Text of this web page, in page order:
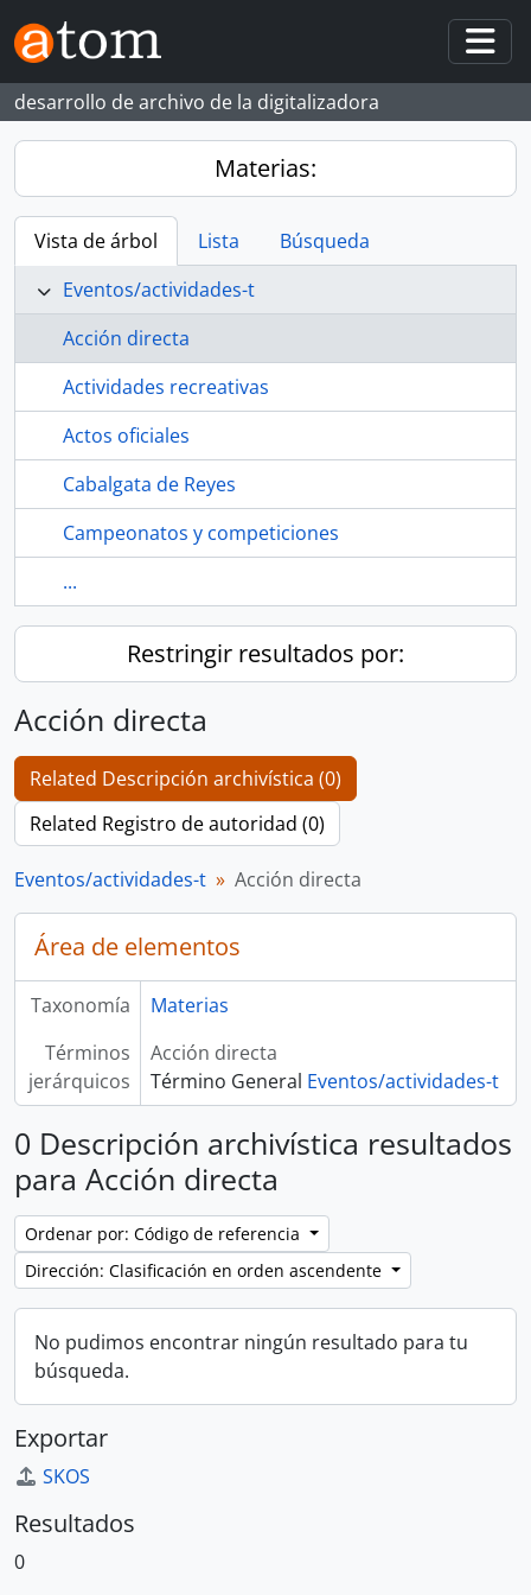
Skip to main content
desarrollo de archivo de la digitalizadora
Materias:
Vista de árbol Lista
Búsqueda
Eventos/actividades-t
Acción directa
Actividades recreativas
Actos oficiales
Cabalgata de Reyes
Campeonatos y competiciones
...
Restringir resultados por:
Acción directa
Related Descripción archivística (0)
Related Registro de autoridad (0)
Eventos/actividades-t Acción directa
Área de elementos
Taxonomía
Materias
Términos
jerárquicos
Acción directa
Término General Eventos/actividades-t
0 Descripción archivística resultados
para Acción directa
Ordenar por: Código de referencia
Dirección: Clasificación en orden ascendente
No pudimos encontrar ningún resultado para tu
búsqueda.
Exportar
SKOS
Resultados
0